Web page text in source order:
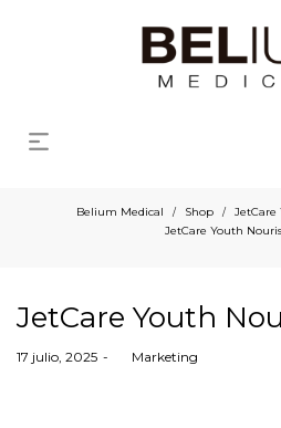
Belium Medical / Shop / JetCare
JetCare Youth
JetCare Youth
Posted
17 julio, 2025 Marketing